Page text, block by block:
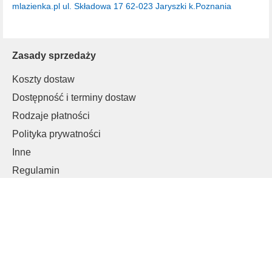
Zasady sprzedaży
Koszty dostaw
Dostępność i terminy dostaw
Rodzaje płatności
Polityka prywatności
Inne
Regulamin
mlazienka.pl ul. Składowa 17 62-023 Jaryszki k.Poznania